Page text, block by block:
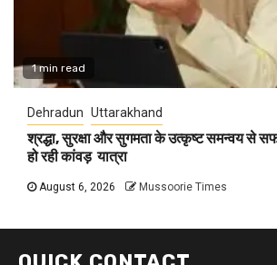
1 min read
Dehradun Uttarakhand
श्रद्धा, सुरक्षा और सुगमता के उत्कृष्ट समन्वय से
हो रही कांवड़ यात्रा
August 6, 2026 Mussoorie Times